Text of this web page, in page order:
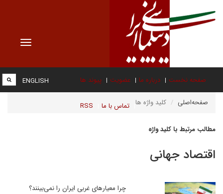
Toggle
صفحه نخست درباره ما عضویت پیوند ها
تماس با ما RSS
ENGLISH
صفحه‌اصلی کلید واژه ها
مطالب مرتبط با کلید واژه
اقتصاد جهانی
چرا معیارهای غربی ایران را نمی‌بینند؟